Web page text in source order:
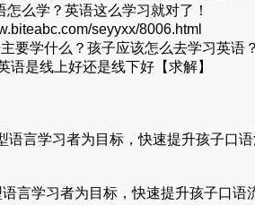
怎么学？英语这么学习就对了！
seyyxx/8006.html
要学什么？孩子应该怎么去学习英语？
语是线上好还是线下好【求解】
言学习者为目标，快速提升孩子口语
言学习者为目标，快速提升孩子口语